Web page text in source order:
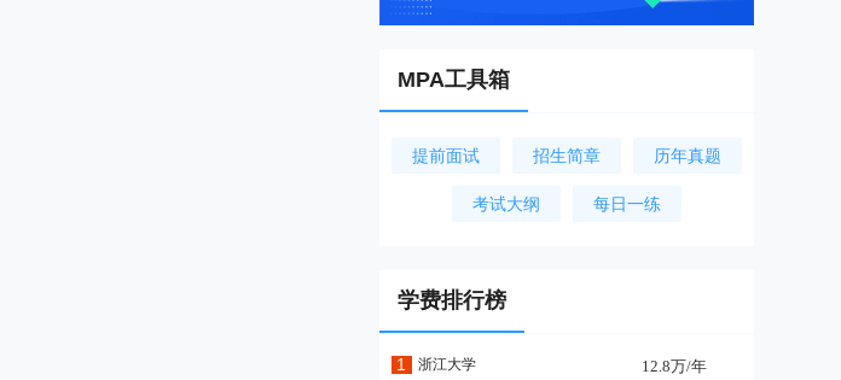
MPA工具箱
提前面试 招生简章 历年真题
考试大纲 每日一练
学费排行榜
1 浙江大学 12.8万/年